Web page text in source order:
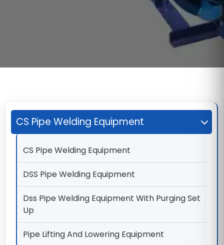
CS Pipe Welding Equipment
CS Pipe Welding Equipment
DSS Pipe Welding Equipment
Dss Pipe Welding Equipment With Purging Set
Up
Pipe Lifting And Lowering Equipment